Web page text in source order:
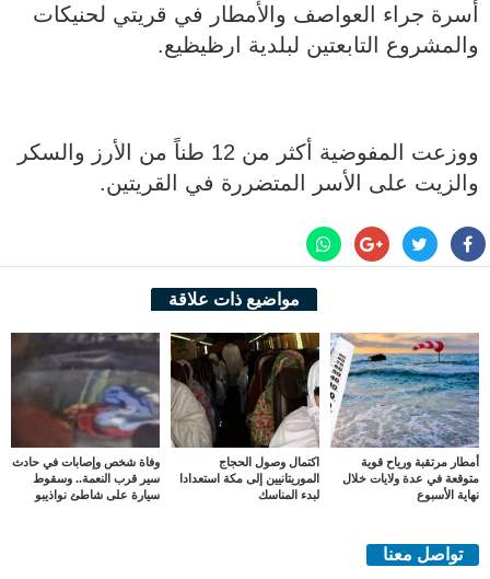
أسرة جراء العواصف والأمطار في قريتي لحنيكات
والمشروع التابعتين لبلدية ارظيظيع.
ووزعت المفوضية أكثر من 12 طناً من الأرز والسكر
والزيت على الأسر المتضررة في القريتين.
مواضيع ذات علاقة
أمطار مرتقبة ورياح قوية
متوقعة في عدة ولايات خلال
نهاية الأسبوع
اكتمال وصول الحجاج
الموريتانيين إلى مكة استعدادا
لبدء المناسك
وفاة شخص وإصابات في حادث
سير قرب النعمة.. وسقوط
سيارة على شاطئ نواذيبو
تواصل معنا